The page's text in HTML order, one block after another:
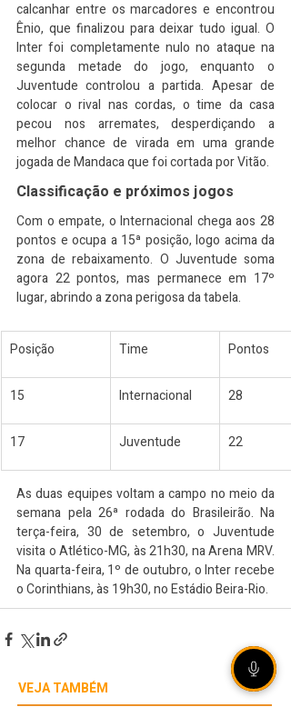
calcanhar entre os marcadores e encontrou
Ênio, que finalizou para deixar tudo igual. O
Inter foi completamente nulo no ataque na
segunda metade do jogo, enquanto o
Juventude controlou a partida. Apesar de
colocar o rival nas cordas, o time da casa
pecou nos arremates, desperdiçando a
melhor chance de virada em uma grande
jogada de Mandaca que foi cortada por Vitão.
Classificação e próximos jogos
Com o empate, o Internacional chega aos 28
pontos e ocupa a 15ª posição, logo acima da
zona de rebaixamento. O Juventude soma
agora 22 pontos, mas permanece em 17º
lugar, abrindo a zona perigosa da tabela.
Posição Time Pontos
15 Internacional 28
17 Juventude 22
As duas equipes voltam a campo no meio da
semana pela 26ª rodada do Brasileirão. Na
terça-feira, 30 de setembro, o Juventude
visita o Atlético-MG, às 21h30, na Arena MRV.
Na quarta-feira, 1º de outubro, o Inter recebe
o Corinthians, às 19h30, no Estádio Beira-Rio.
VEJA TAMBÉM